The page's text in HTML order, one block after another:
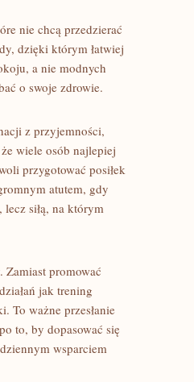
nie chcą przedzierać
dzięki którym łatwiej
a nie modnych
o swoje zdrowie.
z przyjemności,
wiele osób najlepiej
przygotować posiłek
atutem, gdy
siłą, na którym
promować
jak trening
To ważne przesłanie
to, by dopasować się
wsparciem